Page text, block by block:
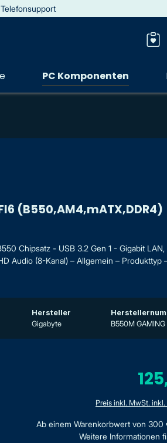
PC Komponenten
(B550,AM4,mATX,DDR4)
Chipsatz - USB 3.2 Gen 1 - Gigabit LAN,
Audio (8-Kanal) – Allgemein – Produkttyp
Hersteller
Gigabyte
B550M GAMING
Preis inkl. MwSt.
Ab einem Warenkorbwert von 300
Weitere Informationen